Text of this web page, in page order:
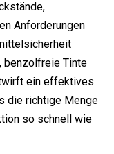
Anforderungen
benzolfreie Tinte
ein effektives
die richtige Menge
so schnell wie